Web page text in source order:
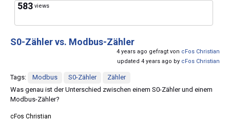
583 views
S0-Zähler vs. Modbus-Zähler
4 years ago gefragt von cFos Christian
updated 4 years ago by cFos Christian
Tags: Modbus S0-Zähler
Zähler
Was genau ist der Unterschied zwischen einem S0-Zähler und einem
Modbus-Zähler?
cFos Christian